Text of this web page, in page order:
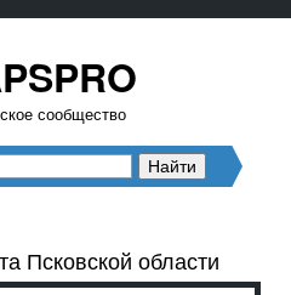
сообщество
Псковской области